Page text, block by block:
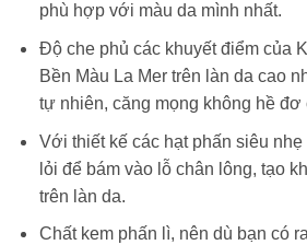
phù hợp với màu da mình nhất.
Độ che phủ các khuyết điểm của
Bền Màu La Mer trên làn da cao
tự nhiên, căng mọng không hề đơ
Với thiết kế các hạt phấn siêu
lỏi để bám vào lỗ chân lông, tạo
trên làn da.
Chất kem phấn lì, nên dù bạn có